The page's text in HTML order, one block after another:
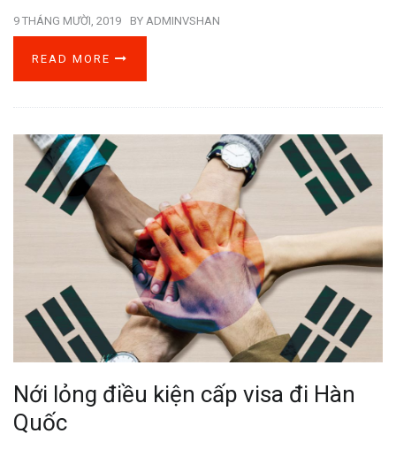
9 THÁNG MƯỜI, 2019 BY ADMINVSHAN
READ MORE
Nới lỏng điều kiện cấp visa đi Hàn
Quốc